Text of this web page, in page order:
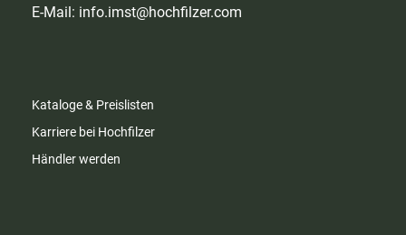
E-Mail: info.imst@hochfilzer.com
Kataloge & Preislisten
Karriere bei Hochfilzer
Händler werden